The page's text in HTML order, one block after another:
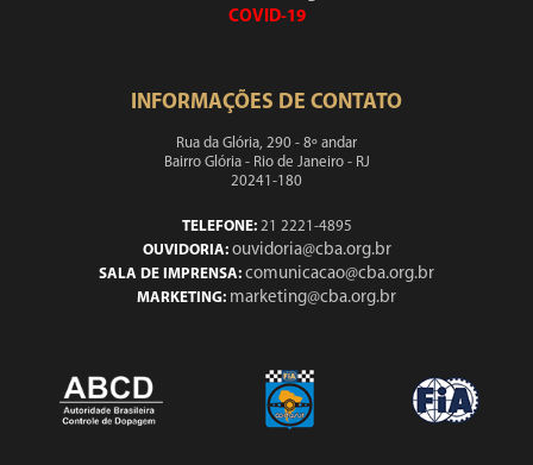
COVID-19
INFORMAÇÕES DE CONTATO
Rua da Glória, 290 - 8º andar
Bairro Glória - Rio de Janeiro - RJ
20241-180
TELEFONE:21 2221-4895
OUVIDORIA: ouvidoria@cba.org.br
SALA DE IMPRENSA: comunicacao@cba.org.br
MARKETING: marketing@cba.org.br